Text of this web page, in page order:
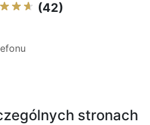
(42)
stronach